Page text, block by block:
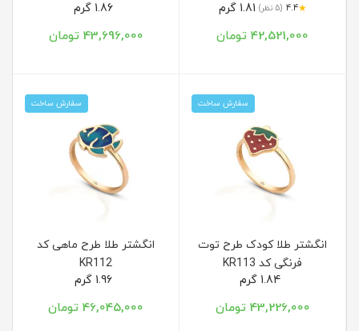
★
4.4 (5 نظر)
42,521,000 تومان
1.86 گرم
43,696,000 تومان
سفارش ساخت
انگشتر طلا کودک طرح توت
فرنگی کد KR113
1.84 گرم
43,226,000 تومان
سفارش ساخت
انگشتر طلا طرح ماهی کد
KR112
1.96 گرم
46,045,000 تومان